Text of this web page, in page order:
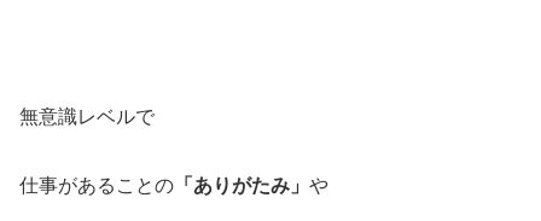
無意識レベルで
仕事があることの 「ありがたみ」 や